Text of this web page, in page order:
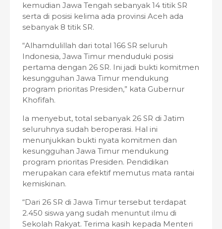
kemudian Jawa Tengah sebanyak 14 titik SR
serta di posisi kelima ada provinsi Aceh ada
sebanyak 8 titik SR.
“Alhamdulillah dari total 166 SR seluruh
Indonesia, Jawa Timur menduduki posisi
pertama dengan 26 SR. Ini jadi bukti komitmen
kesungguhan Jawa Timur mendukung
program prioritas Presiden,” kata Gubernur
Khofifah.
Ia menyebut, total sebanyak 26 SR di Jatim
seluruhnya sudah beroperasi. Hal ini
menunjukkan bukti nyata komitmen dan
kesungguhan Jawa Timur mendukung
program prioritas Presiden. Pendidikan
merupakan cara efektif memutus mata rantai
kemiskinan.
“Dari 26 SR di Jawa Timur tersebut terdapat
2.450 siswa yang sudah menuntut ilmu di
Sekolah Rakyat. Terima kasih kepada Menteri